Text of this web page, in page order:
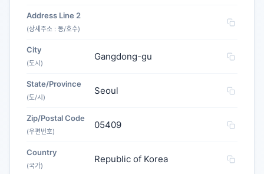
Address Line 2
(상세주소 : 동/호수)
City
(도시)
Gangdong-gu
State/Province
(도/시)
Seoul
Zip/Postal Code
(우편번호)
05409
Country
(국가)
Republic of Korea